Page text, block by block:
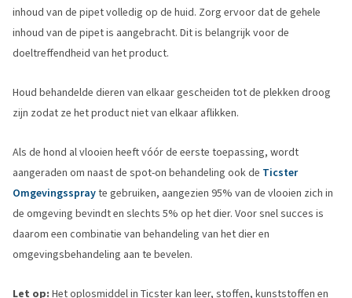
inhoud van de pipet volledig op de huid. Zorg ervoor dat de gehele
inhoud van de pipet is aangebracht. Dit is belangrijk voor de
doeltreffendheid van het product.
Houd behandelde dieren van elkaar gescheiden tot de plekken droog
zijn zodat ze het product niet van elkaar aflikken.
Als de hond al vlooien heeft vóór de eerste toepassing, wordt
aangeraden om naast de spot-on behandeling ook de Ticster
Omgevingssprayte gebruiken, aangezien 95% van de vlooien zich in
de omgeving bevindt en slechts 5% op het dier. Voor snel succes is
daarom een combinatie van behandeling van het dier en
omgevingsbehandeling aan te bevelen.
Let op: Het oplosmiddel in Ticster kan leer, stoffen, kunststoffen en